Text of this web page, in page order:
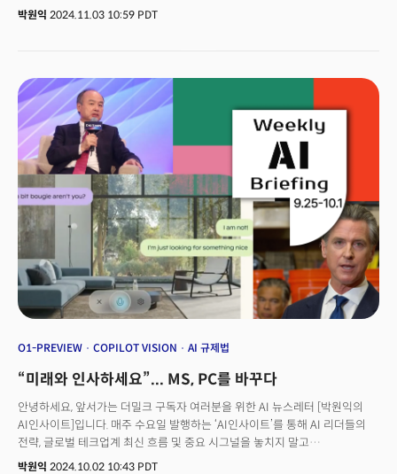
컴퓨팅(Spatial Computing) 기술이 융합되며 영화 아이언맨에 등장하는 AI
선보인 경험이 있다. SK텔레콤 재직 시에는 메타버스 서비스 ‘이프렌드’
개발을 진두지휘했고, 그 이전에는 삼성전자 무선사업부에서 12년 동안
모바일 소프트웨어를 개발한 기술 전문가다.
박원익 2024.11.03 10:59 PDT
O1-PREVIEW COPILOT VISION AI 규제법
“미래와 인사하세요”... MS, PC를 바꾸다
안녕하세요, 앞서가는 더밀크 구독자 여러분을 위한 AI 뉴스레터 [박원익의
AI인사이트]입니다. 매주 수요일 발행하는 ‘AI인사이트’를 통해 AI 리더들의
전략, 글로벌 테크업계 최신 흐름 및 중요 시그널을 놓치지 말고
확인하세요! “미래와 인사하세요.”무스타파 슐레이만 마이크로소프트(MS) AI
박원익 2024.10.02 10:43 PDT